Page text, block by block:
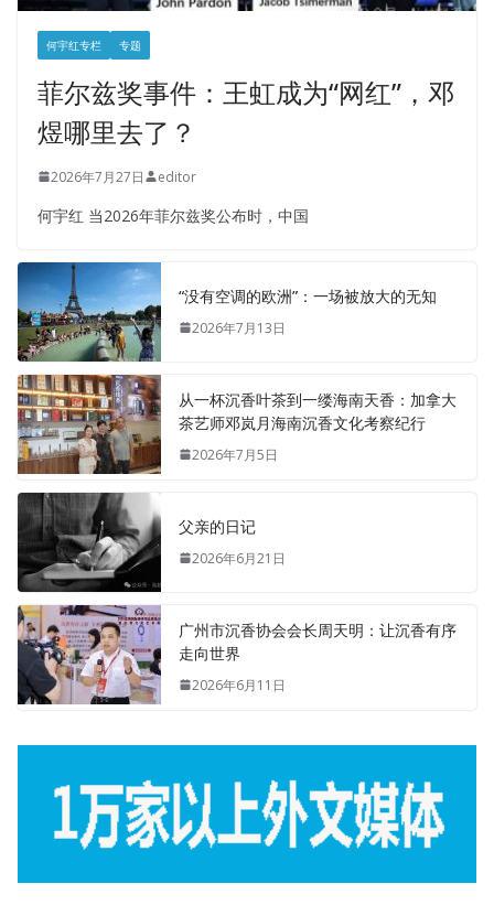
何宇红专栏 专题
菲尔兹奖事件：王虹成为“网红”，邓
煜哪里去了？
2026年7月27日 editor
何宇红 当2026年菲尔兹奖公布时，中国
“没有空调的欧洲”：一场被放大的无知
2026年7月13日
从一杯沉香叶茶到一缕海南天香：加拿大
茶艺师邓岚月海南沉香文化考察纪行
2026年7月5日
父亲的日记
2026年6月21日
广州市沉香协会会长周天明：让沉香有序
走向世界
2026年6月11日